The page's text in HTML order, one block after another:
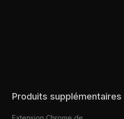
Produits supplémentaires